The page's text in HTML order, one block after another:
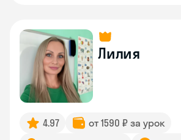
Лилия
4.97
от 1590 ₽ за урок